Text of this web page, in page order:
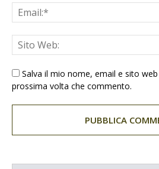
Salva il mio nome, email e sito
prossima volta che commento.